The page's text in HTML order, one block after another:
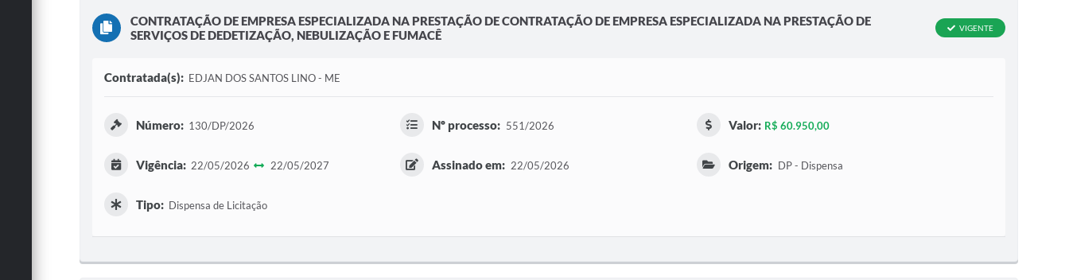
CONTRATAÇÃO DE EMPRESA ESPECIALIZADA NA PRESTAÇÃO DE CONTRATAÇÃO DE EMPRESA ESPECIALIZADA NA PRESTAÇÃO DE
SERVIÇOS DE DEDETIZAÇÃO, NEBULIZAÇÃO E FUMACÊ
VIGENTE
Contratada(s): EDJAN DOS SANTOS LINO - ME
Número: 130/DP/2026 Nº processo: 551/2026 Valor: R$ 60.950,00
Vigência: 22/05/2026 22/05/2027 Assinado em: 22/05/2026 Origem: DP - Dispensa
Tipo: Dispensa de Licitação